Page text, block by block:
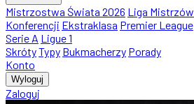
Mistrzostwa Świata 2026 Liga Mistrzów
Konferencji Ekstraklasa Premier League
Serie A Ligue 1
SkrótyTypy Bukmacherzy Porady
Konto
Wyloguj
Zaloguj